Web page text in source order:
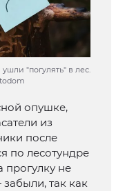
"погулять" в лес.
опушке,
из
после
по лесотундре
прогулку не
так как